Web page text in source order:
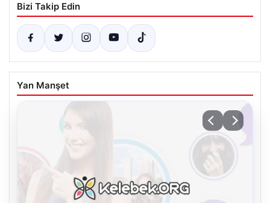
Bizi Takip Edin
Yan Manşet